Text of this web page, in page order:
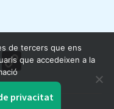
C
o
p
de tercers que ens
que accedeixen a la
privacitat